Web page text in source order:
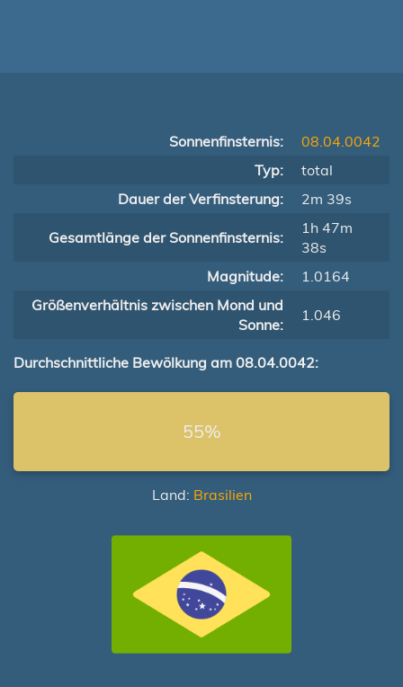
Sonnenfinsternis:
08.04.0042
Typ:
total
Dauer der Verfinsterung:
2m 39s
Gesamtlänge der Sonnenfinsternis:
1h 47m
38s
Magnitude:
1.0164
Größenverhältnis zwischen Mond und
Sonne:
1.046
Durchschnittliche Bewölkung am 08.04.0042:
55%
Land: Brasilien